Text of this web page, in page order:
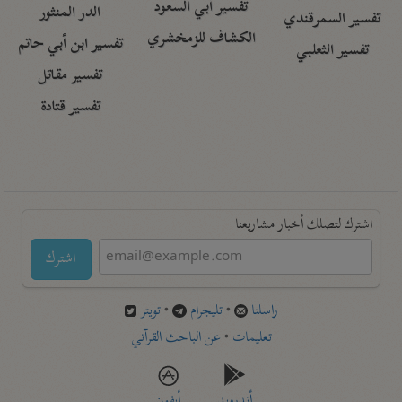
تفسير السمرقندي
تفسير الثعلبي
تفسير أبي السعود
الكشاف للزمخشري
الدر المنثور
تفسير ابن أبي حاتم
تفسير مقاتل
تفسير قتادة
اشترك لتصلك أخبار مشاريعنا
اشترك
راسلنا •تليجرام •تويتر
تعليمات •عن الباحث القرآني